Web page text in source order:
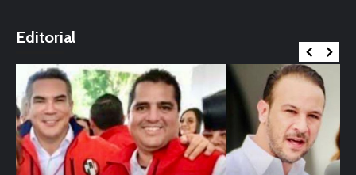
Editorial